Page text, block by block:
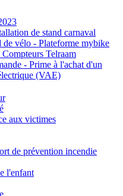
de stand carnaval
vélo - Plateforme mybike
Telraam
- Prime à l'achat d'un
(VAE)
aux victimes
de prévention incendie
l'enfant